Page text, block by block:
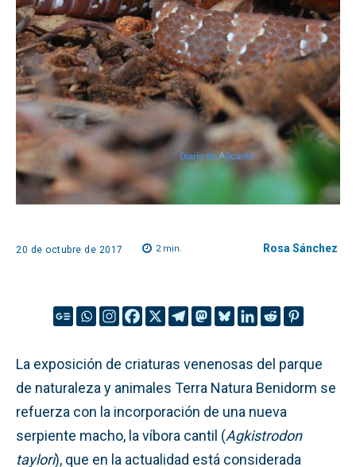
20 de octubre de 2017 2min. Rosa Sánchez
La exposición de criaturas venenosas del parque
de naturaleza y animales Terra Natura Benidorm se
refuerza con la incorporación de una nueva
serpiente macho, la víbora cantil (Agkistrodon
taylori), que en la actualidad está considerada